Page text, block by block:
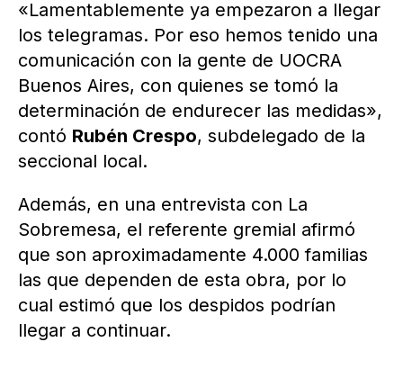
«Lamentablemente ya empezaron a llegar
los telegramas. Por eso hemos tenido una
comunicación con la gente de UOCRA
Buenos Aires, con quienes se tomó la
determinación de endurecer las medidas»,
contó Rubén Crespo, subdelegado de la
seccional local.
Además, en una entrevista con La
Sobremesa, el referente gremial afirmó
que son aproximadamente 4.000 familias
las que dependen de esta obra, por lo
cual estimó que los despidos podrían
llegar a continuar.